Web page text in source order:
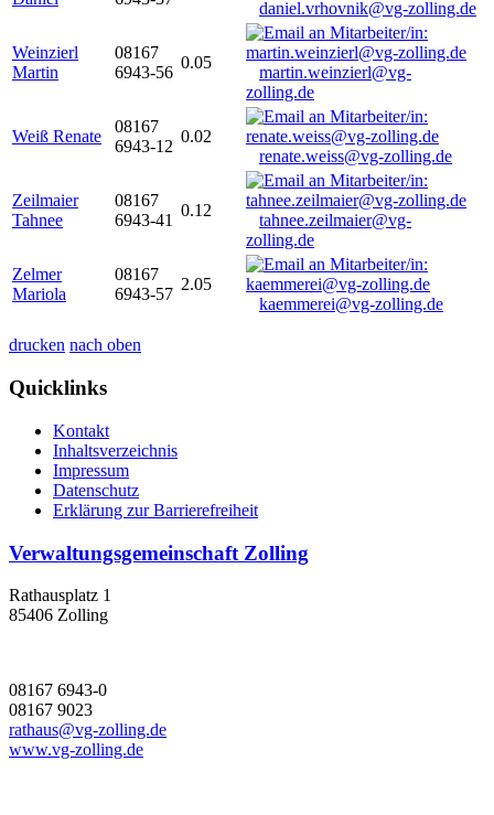
daniel.vrhovnik@vg-zolling.de
Weinzierl
Martin
08167
6943-56
0.05
martin.weinzierl@vg-
zolling.de
Weiß Renate
08167
6943-12
0.02
renate.weiss@vg-zolling.de
Zeilmaier
Tahnee
08167
6943-41
0.12
tahnee.zeilmaier@vg-
zolling.de
Zelmer
Mariola
08167
6943-57
2.05
kaemmerei@vg-zolling.de
drucken nach oben
Quicklinks
Kontakt
Inhaltsverzeichnis
Impressum
Datenschutz
Erklärung zur Barrierefreiheit
Verwaltungsgemeinschaft Zolling
Rathausplatz 1
85406 Zolling
08167 6943-0
08167 9023
rathaus@vg-zolling.de
www.vg-zolling.de